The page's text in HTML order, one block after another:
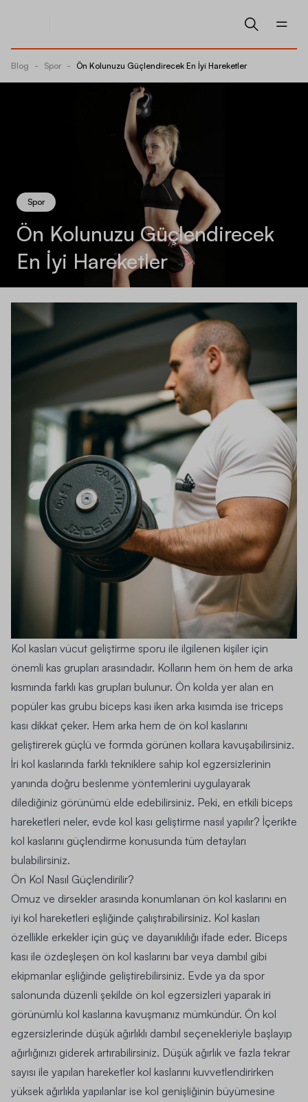
Blog - Spor - Ön Kolunuzu Güçlendirecek En İyi Hareketler
Spor
Ön Kolunuzu Güçlendirecek
En İyi Hareketler
Kol kasları vücut geliştirme sporu ile ilgilenen kişiler için
önemli kas grupları arasındadır. Kolların hem ön hem de arka
kısmında farklı kas grupları bulunur. Ön kolda yer alan en
popüler kas grubu biceps kası iken arka kısımda ise triceps
kası dikkat çeker. Hem arka hem de ön kol kaslarını
geliştirerek güçlü ve formda görünen kollara kavuşabilirsiniz.
İri kol kaslarında farklı tekniklere sahip kol egzersizlerinin
yanında doğru beslenme yöntemlerini uygulayarak
dilediğiniz görünümü elde edebilirsiniz. Peki, en etkili biceps
hareketleri neler, evde kol kası geliştirme nasıl yapılır? İçerikte
kol kaslarını güçlendirme konusunda tüm detayları
bulabilirsiniz.
Ön Kol Nasıl Güçlendirilir?
Omuz ve dirsekler arasında konumlanan ön kol kaslarını en
iyi kol hareketleri eşliğinde çalıştırabilirsiniz. Kol kasları
özellikle erkekler için güç ve dayanıklılığı ifade eder. Biceps
kası ile özdeşleşen ön kol kaslarını bar veya dambıl gibi
ekipmanlar eşliğinde geliştirebilirsiniz. Evde ya da spor
salonunda düzenli şekilde ön kol egzersizleri yaparak iri
görünümlü kol kaslarına kavuşmanız mümkündür. Ön kol
egzersizlerinde düşük ağırlıklı dambıl seçenekleriyle başlayıp
ağırlığınızı giderek artırabilirsiniz. Düşük ağırlık ve fazla tekrar
sayısı ile yapılan hareketler kol kaslarını kuvvetlendirirken
yüksek ağırlıkla yapılanlar ise kol genişliğinin büyümesine